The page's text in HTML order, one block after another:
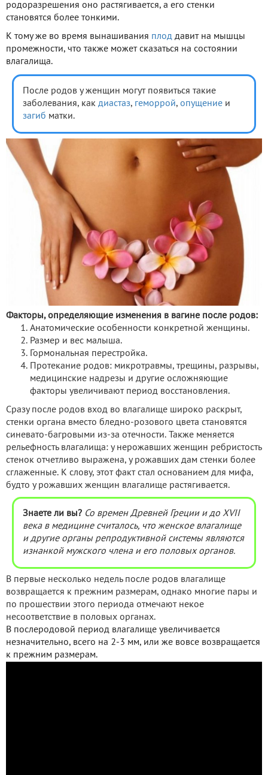
родоразрешения оно растягивается, а его стенки
становятся более тонкими.
К тому же во время вынашивания плод давит на мышцы
промежности, что также может сказаться на состоянии
влагалища.
После родов у женщин могут появиться такие
заболевания, как диастаз, геморрой, опущение и
загиб матки.
Факторы, определяющие изменения в вагине после родов:
Анатомические особенности конкретной женщины.
Размер и вес малыша.
Гормональная перестройка.
Протекание родов: микротравмы, трещины, разрывы,
медицинские надрезы и другие осложняющие
факторы увеличивают период восстановления.
Сразу после родов вход во влагалище широко раскрыт,
стенки органа вместо бледно-розового цвета становятся
синевато-багровыми из-за отечности. Также меняется
рельефность влагалища: у нерожавших женщин ребристость
стенок отчетливо выражена, у рожавших дам стенки более
сглаженные. К слову, этот факт стал основанием для мифа,
будто у рожавших женщин влагалище растягивается.
Знаете ли вы? Со времен Древней Греции и до XVII
века в медицине считалось, что женское влагалище
и другие органы репродуктивной системы являются
изнанкой мужского члена и его половых органов.
В первые несколько недель после родов влагалище
возвращается к прежним размерам, однако многие пары и
по прошествии этого периода отмечают некое
несоответствие в половых органах.
В послеродовой период влагалище увеличивается
незначительно, всего на 2-3 мм, или же вовсе возвращается
к прежним размерам.